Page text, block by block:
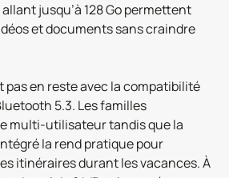
jusqu’à 128 Go permettent
et documents sans craindre
pas en reste avec la compatibilité
5.3. Les familles
multi-utilisateur tandis que la
la rend pratique pour
itinéraires durant les vacances. À